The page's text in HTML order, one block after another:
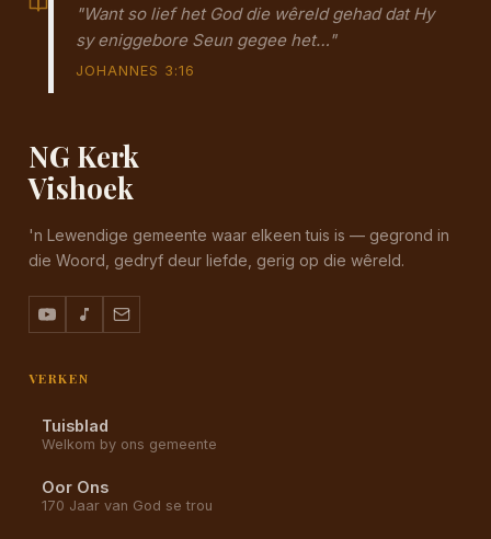
"Want so lief het God die wêreld gehad dat Hy
sy eniggebore Seun gegee het…"
JOHANNES 3:16
NG Kerk
Vishoek
'n Lewendige gemeente waar elkeen tuis is — gegrond in
die Woord, gedryf deur liefde, gerig op die wêreld.
VERKEN
Tuisblad
Welkom by ons gemeente
Oor Ons
170 Jaar van God se trou